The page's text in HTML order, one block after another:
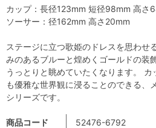
商品コード 52476-6792
カップ：長径123mm 短径98mm 高さ
ソーサー：径162mm 高さ20mm
ステージに立つ歌姫のドレスを思わせ
みのあるブルーと煌めくゴールドの装
うっとりと眺めていたくなります。
も優雅な世界観に浸ることのできる、
シリーズです。